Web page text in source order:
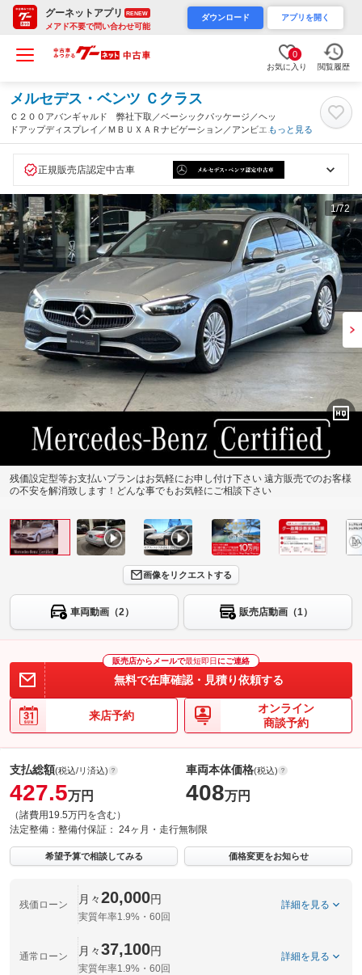
グーネットアプリ RENEW
メアド不要で問い合わせ可能
ダウンロード アプリを開く
0
お気に入り 閲覧履歴
メルセデス・ベンツ Ｃクラス
Ｃ２００アバンギャルド 弊社下取／ベーシックパッケージ／ヘッ
ドアップディスプレイ／ＭＢＵＸＡＲナビゲーション／アンビエン
トライト６４色／電動リアゲート／３６０°カメラシステム／メモ
もっと見る
正規販売店認定中古車
1/72
残価設定型等お支払いプランはお気軽にお申し付け下さい 遠方販売でのお客様
の不安を解消致します！どんな事でもお気軽にご相談下さい
画像をリクエストする
車両動画（2） 販売店動画（1）
販売店からメールで最短即日 にご連絡
無料で在庫確認・見積り依頼する
来店予約
オンライン
商談予約
支払総額(税込/リ済込)
427.5万円
（諸費用19.5万円を含む）
車両本体価格(税込)
408万円
法定整備： 整備付保証： 24ヶ月・走行無制限
希望予算で相談してみる 価格変更をお知らせ
残価ローン 月々20,000円
実質年率1.9%・60回
詳細を見る
通常ローン 月々37,100円
実質年率1.9%・60回
詳細を見る